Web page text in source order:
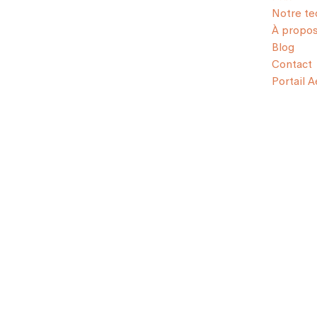
Notre
À propos
Blog
Contact
Portail